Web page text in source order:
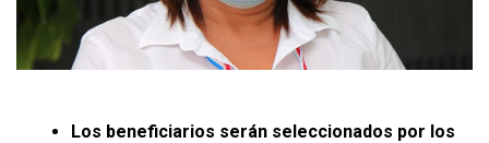
Los beneficiarios serán seleccionados por los